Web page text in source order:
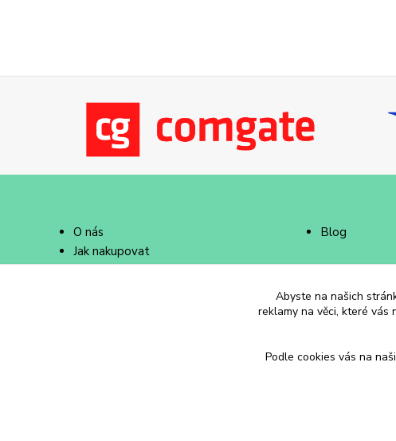
O nás
Jak nakupovat
Doprava a platba
Blog
Abyste na našich
reklamy na věci, které vás
Podle cookies vás na